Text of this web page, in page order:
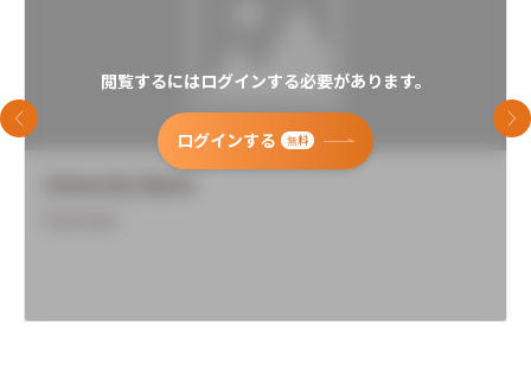
閲覧するにはログインする必要があります。
ログインする 無料
前のスライド 次